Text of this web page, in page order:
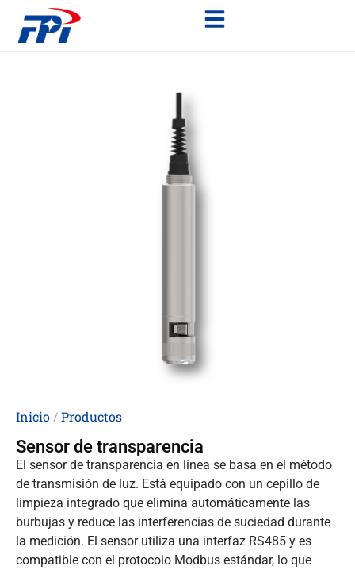
Inicio/Productos
Sensor de transparencia
El sensor de transparencia en línea se basa en el método
de transmisión de luz. Está equipado con un cepillo de
limpieza integrado que elimina automáticamente las
burbujas y reduce las interferencias de suciedad durante
la medición. El sensor utiliza una interfaz RS485 y es
compatible con el protocolo Modbus estándar, lo que